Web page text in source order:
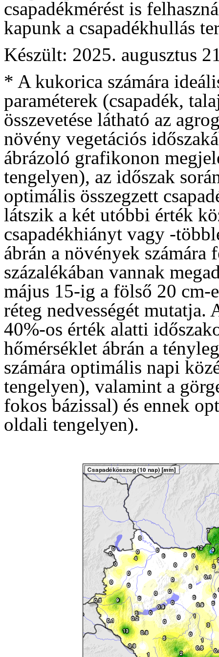
csapadékmérést is
kapunk a csapadékhullás
Készült: 2025. augusztus
* A kukorica számára
paraméterek (csapadék,
összevetése látható az
növény vegetációs
ábrázoló grafikonon
tengelyen), az időszak
optimális összegzett
látszik a két utóbbi érték
csapadékhiányt vagy -
ábrán a növények számára
százalékában vannak
május 15-ig a fölső 20 cm-
réteg nedvességét
40%-os érték alatti
hőmérséklet ábrán a
számára optimális napi
tengelyen), valamint a
fokos bázissal) és ennek
oldali tengelyen).